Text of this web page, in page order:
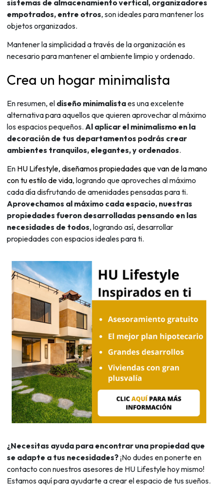
sistemas de almacenamiento vertical, organizadores
empotrados, entre otros, son ideales para mantener los
objetos organizados.
Mantener la simplicidad a través de la organización es
necesario para mantener el ambiente limpio y ordenado.
Crea un hogar minimalista
En resumen, el diseño minimalistaes una excelente
alternativa para aquellos que quieren aprovechar al máximo
los espacios pequeños. Al aplicar el minimalismo en la
decoración de tus departamentos podrás crear
ambientes tranquilos, elegantes, y ordenados.
En HU Lifestyle, diseñamos propiedades que van de la mano
con tu estilo de vida, logrando que aproveches al máximo
cada día disfrutando de amenidades pensadas para ti.
Aprovechamos al máximo cada espacio, nuestras
propiedades fueron desarrolladas pensando en las
necesidades de todos, logrando así, desarrollar
propiedades con espacios ideales para ti.
¿Necesitas ayuda para encontrar una propiedad que
se adapte a tus necesidades? ¡No dudes en ponerte en
contacto con nuestros asesores de HU Lifestyle hoy mismo!
Estamos aquí para ayudarte a crear el espacio de tus sueños.